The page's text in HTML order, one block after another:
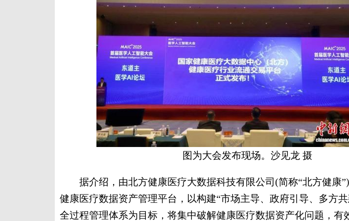
图为大会发布现场。沙见龙 摄
据介绍，由北方健康医疗大数据科技有限公司(简称“北方健康
健康医疗数据资产管理平台，以构建“市场主导、政府引导、多方
全过程管理体系为目标，将集中破解健康医疗数据资产化问题，有